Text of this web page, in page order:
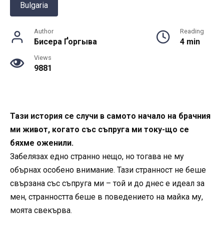
Bulgaria
Author
Бисера Ґоргыва
Reading
4 min
Views
9881
Тази история се случи в самото начало на брачния
ми живот, когато със съпруга ми току-що се
бяхме оженили.
Забелязах едно странно нещо, но тогава не му
обърнах особено внимание. Тази странност не беше
свързана със съпруга ми – той и до днес е идеал за
мен, странността беше в поведението на майка му,
моята свекърва.